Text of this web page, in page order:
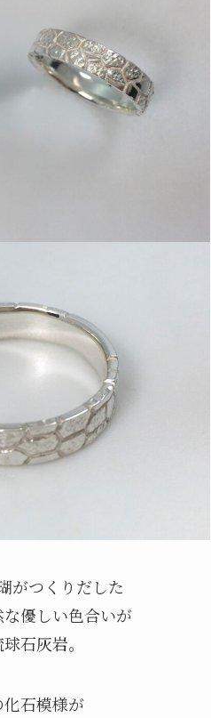
がつくりだした
優しい色合いが
石灰岩。
石模様が